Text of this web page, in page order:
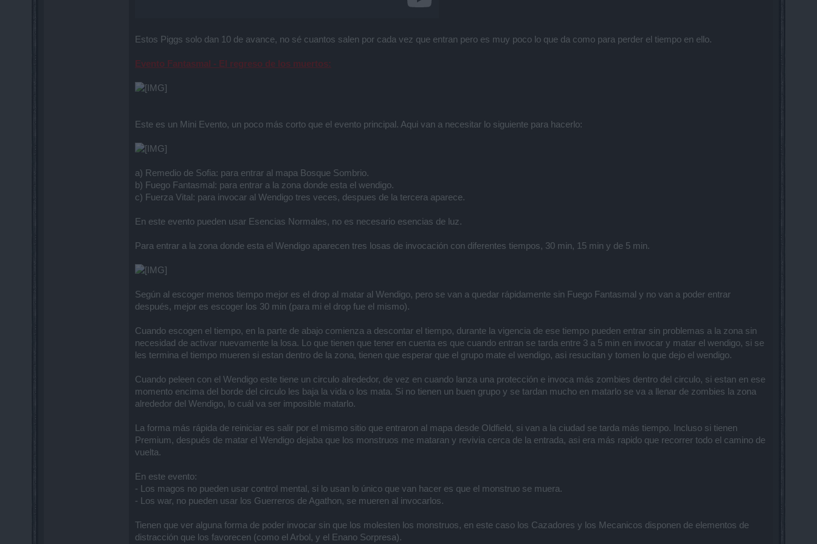
Estos Piggs solo dan 10 de avance, no sé cuantos salen por cada vez que entran pero es muy poco lo que da como para perder el tiempo en ello.
Evento Fantasmal - El regreso de los muertos:
Este es un Mini Evento, un poco más corto que el evento principal. Aqui van a necesitar lo siguiente para hacerlo:
a) Remedio de Sofia: para entrar al mapa Bosque Sombrio.
b) Fuego Fantasmal: para entrar a la zona donde esta el wendigo.
c) Fuerza Vital: para invocar al Wendigo tres veces, despues de la tercera aparece.
En este evento pueden usar Esencias Normales, no es necesario esencias de luz.
Para entrar a la zona donde esta el Wendigo aparecen tres losas de invocación con diferentes tiempos, 30 min, 15 min y de 5 min.
Según al escoger menos tiempo mejor es el drop al matar al Wendigo, pero se van a quedar rápidamente sin Fuego Fantasmal y no van a poder entrar
después, mejor es escoger los 30 min (para mi el drop fue el mismo).
Cuando escogen el tiempo, en la parte de abajo comienza a descontar el tiempo, durante la vigencia de ese tiempo pueden entrar sin problemas a la zona sin
necesidad de activar nuevamente la losa. Lo que tienen que tener en cuenta es que cuando entran se tarda entre 3 a 5 min en invocar y matar el wendigo, si se
les termina el tiempo mueren si estan dentro de la zona, tienen que esperar que el grupo mate el wendigo, asi resucitan y tomen lo que dejo el wendigo.
Cuando peleen con el Wendigo este tiene un circulo alrededor, de vez en cuando lanza una protección e invoca más zombies dentro del circulo, si estan en ese
momento encima del borde del circulo les baja la vida o los mata. Si no tienen un buen grupo y se tardan mucho en matarlo se va a llenar de zombies la zona
alrededor del Wendigo, lo cuál va ser imposible matarlo.
La forma más rápida de reiniciar es salir por el mismo sitio que entraron al mapa desde Oldfield, si van a la ciudad se tarda más tiempo. Incluso si tienen
Premium, después de matar el Wendigo dejaba que los monstruos me mataran y revivia cerca de la entrada, asi era más rapido que recorrer todo el camino de
vuelta.
En este evento:
- Los magos no pueden usar control mental, si lo usan lo único que van hacer es que el monstruo se muera.
- Los war, no pueden usar los Guerreros de Agathon, se mueren al invocarlos.
Tienen que ver alguna forma de poder invocar sin que los molesten los monstruos, en este caso los Cazadores y los Mecanicos disponen de elementos de
distracción que los favorecen (como el Arbol, y el Enano Sorpresa).